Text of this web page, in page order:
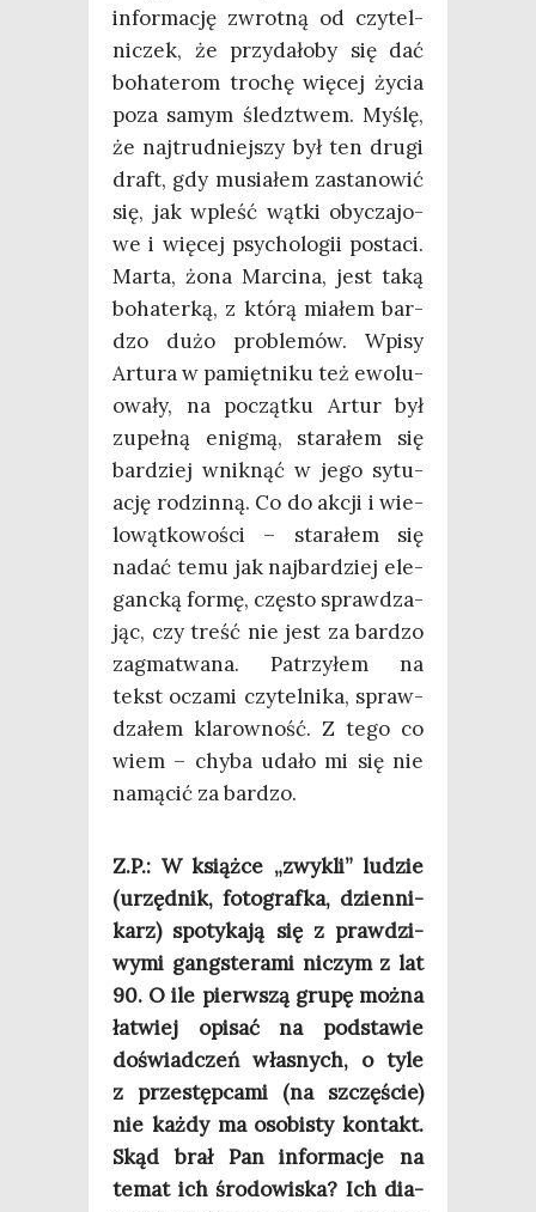
infor­ma­cję zwrot­ną od czy­tel­
ni­czek, że przy­da­ło­by się dać
boha­te­rom tro­chę wię­cej życia
poza samym śledz­twem. Myślę,
że naj­trud­niej­szy był ten dru­gi
draft, gdy musia­łem zasta­no­wić
się, jak wpleść wąt­ki oby­cza­jo­
we i wię­cej psy­cho­lo­gii posta­ci.
Mar­ta, żona Mar­ci­na, jest taką
boha­ter­ką, z któ­rą mia­łem bar­
dzo dużo pro­ble­mów. Wpi­sy
Artu­ra w pamięt­ni­ku też ewo­lu­
owa­ły, na począt­ku Artur był
zupeł­ną enig­mą, sta­ra­łem się
bar­dziej wnik­nąć w jego sytu­
ację rodzin­ną. Co do akcji i wie­
lo­wąt­ko­wo­ści – sta­ra­łem się
nadać temu jak naj­bar­dziej ele­
ganc­ką for­mę, czę­sto spraw­dza­
jąc, czy treść nie jest za bar­dzo
zagma­twa­na. Patrzy­łem na
tekst ocza­mi czy­tel­ni­ka, spraw­
dza­łem kla­row­ność. Z tego co
wiem – chy­ba uda­ło mi się nie
namą­cić za bardzo.
Z.P.: W książ­ce „zwy­kli” ludzie
(urzęd­nik, foto­graf­ka, dzien­ni­
karz) spo­ty­ka­ją się z praw­dzi­
wy­mi gang­ste­ra­mi niczym z lat
90. O ile pierw­szą gru­pę moż­na
łatwiej opi­sać na pod­sta­wie
doświad­czeń wła­snych, o tyle
z prze­stęp­ca­mi (na szczę­ście)
nie każ­dy ma oso­bi­sty kon­takt.
Skąd brał Pan infor­ma­cje na
temat ich śro­do­wi­ska? Ich dia­